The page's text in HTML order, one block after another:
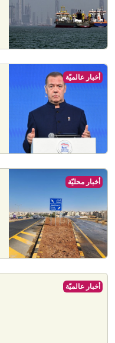
أخبار عالميّة
أخبار محليّة
أخبار عالميّة